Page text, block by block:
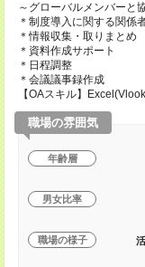
～グローバルメンバーと
＊制度導入に関する関係
＊情報収集・取りまとめ
＊資料作成サポート
＊日程調整
＊会議議事録作成
【OAスキル】
職場の雰囲気
年齢層
男女比率
職場の様子